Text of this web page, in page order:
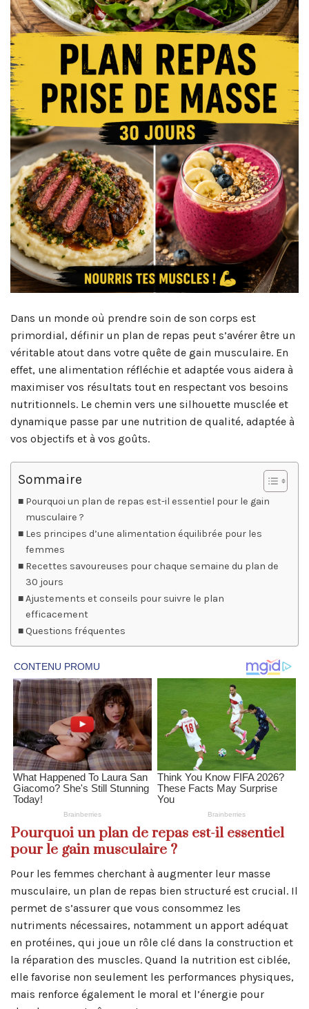
Dans un monde où prendre soin de son corps est
primordial, définir un plan de repas peut s’avérer être un
véritable atout dans votre quête de gain musculaire. En
effet, une alimentation réfléchie et adaptée vous aidera à
maximiser vos résultats tout en respectant vos besoins
nutritionnels. Le chemin vers une silhouette musclée et
dynamique passe par une nutrition de qualité, adaptée à
vos objectifs et à vos goûts.
Sommaire
Pourquoi un plan de repas est-il essentiel pour le gain
musculaire ?
Les principes d’une alimentation équilibrée pour les
femmes
Recettes savoureuses pour chaque semaine du plan de
30 jours
Ajustements et conseils pour suivre le plan
efficacement
Questions fréquentes
Pourquoi un plan de repas est-il essentiel
pour le gain musculaire ?
Pour les femmes cherchant à augmenter leur masse
musculaire, un plan de repas bien structuré est crucial. Il
permet de s’assurer que vous consommez les
nutriments nécessaires, notamment un apport adéquat
en protéines, qui joue un rôle clé dans la construction et
la réparation des muscles. Quand la nutrition est ciblée,
elle favorise non seulement les performances physiques,
mais renforce également le moral et l’énergie pour